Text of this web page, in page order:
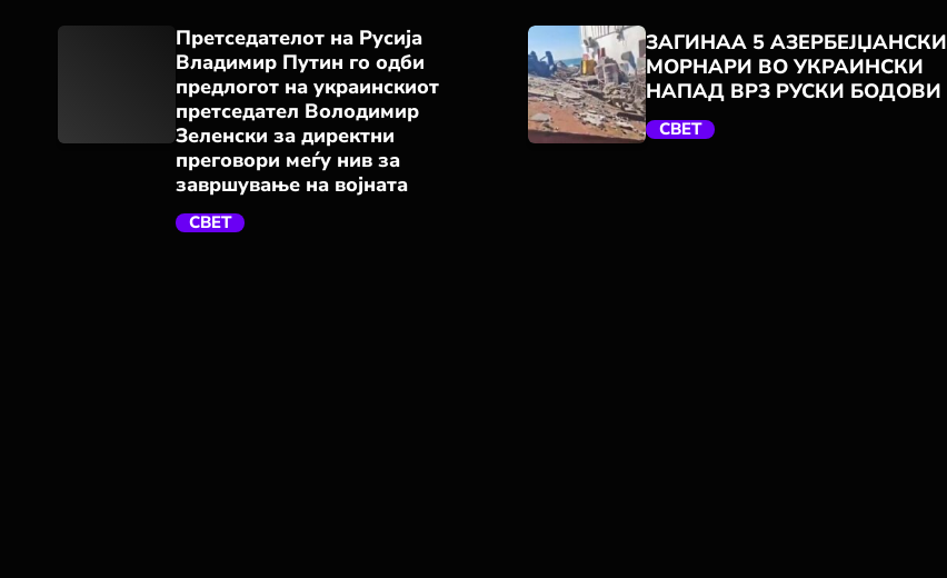
Претседателот на Русија
Владимир Путин го одби
предлогот на украинскиот
претседател Володимир
Зеленски за директни
преговори меѓу нив за
завршување на војната
СВЕТ
ЗАГИНАА 5 АЗЕРБЕЈЏАНСКИ
МОРНАРИ ВО УКРАИНСКИ
НАПАД ВРЗ РУСКИ БОДОВИ
СВЕТ